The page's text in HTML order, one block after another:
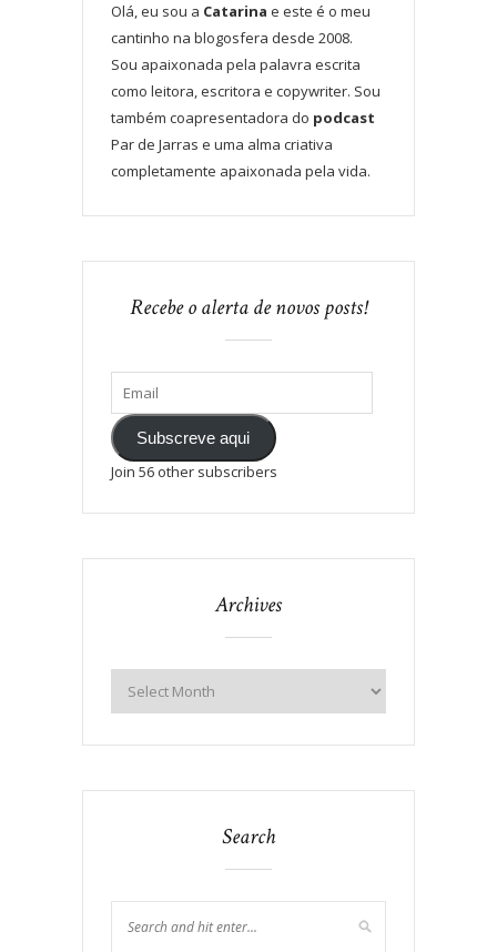
Olá, eu sou a Catarina e este é o meu
cantinho na blogosfera desde 2008.
Sou apaixonada pela palavra escrita
como leitora, escritora e copywriter. Sou
também coapresentadora do podcast
Par de Jarras e uma alma criativa
completamente apaixonada pela vida.
Recebe o alerta de novos posts!
Subscreve aqui
Join 56 other subscribers
Archives
Search